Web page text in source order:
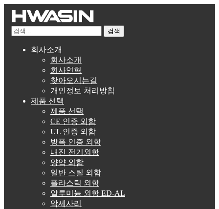
검색
회사소개
회사소개
회사연혁
찾아오시는길
개인정보 처리방침
제품 선택
제품 선택
CE 인증 외함
UL 인증 외함
방폭 인증 외함
내진 전기외함
양얍 외함
일반 스틸 외함
플라스틱 외함
알루미늄 외함 ED-AL
악세사리